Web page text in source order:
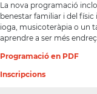
La nova programació
benestar familiar i del físic
ioga, musicoteràpia o un
aprendre a ser més
Programació en PDF
Inscripcions